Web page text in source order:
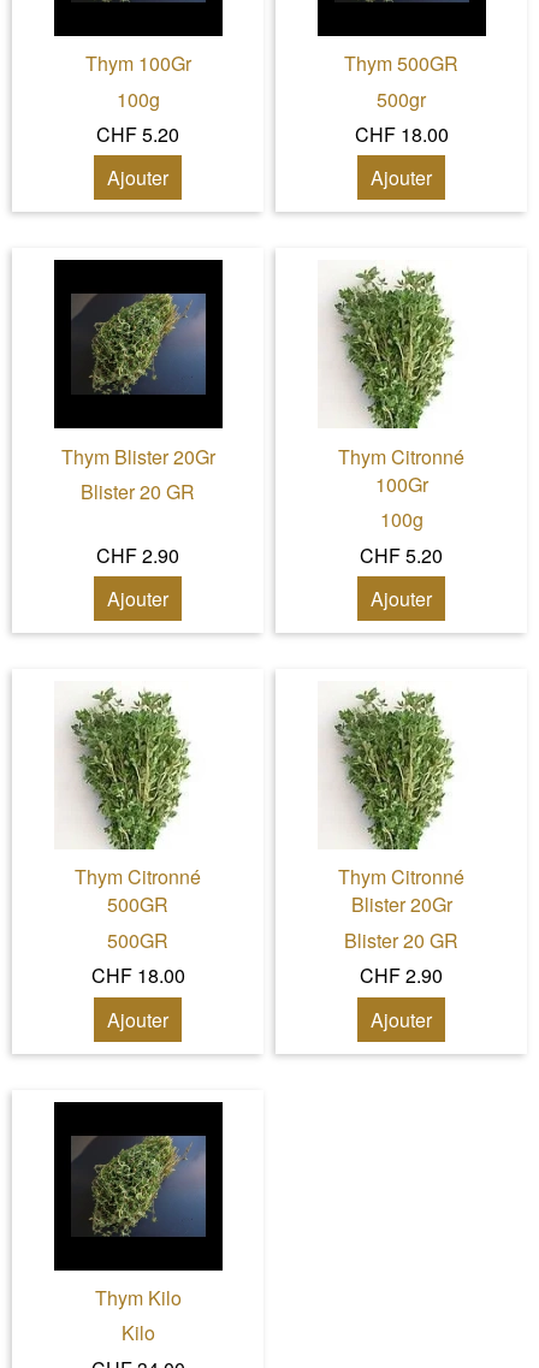
Thym 100Gr
100g
CHF 5.20
Ajouter
Thym 500GR
500gr
CHF 18.00
Ajouter
Thym Blister 20Gr
Blister 20 GR
CHF 2.90
Ajouter
Thym Citronné
100Gr
100g
CHF 5.20
Ajouter
Thym Citronné
500GR
500GR
CHF 18.00
Ajouter
Thym Citronné
Blister 20Gr
Blister 20 GR
CHF 2.90
Ajouter
Thym Kilo
Kilo